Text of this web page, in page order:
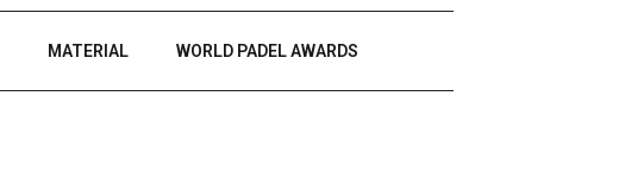
MATERIAL WORLD PADEL AWARDS